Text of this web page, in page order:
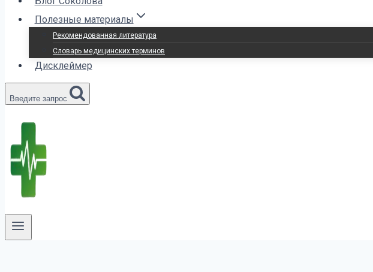
Полезные материалы
Рекомендованная литература
Словарь медицинских терминов
Дисклеймер
Введите запрос